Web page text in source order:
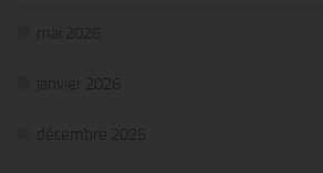
mai 2026
janvier 2026
décembre 2025